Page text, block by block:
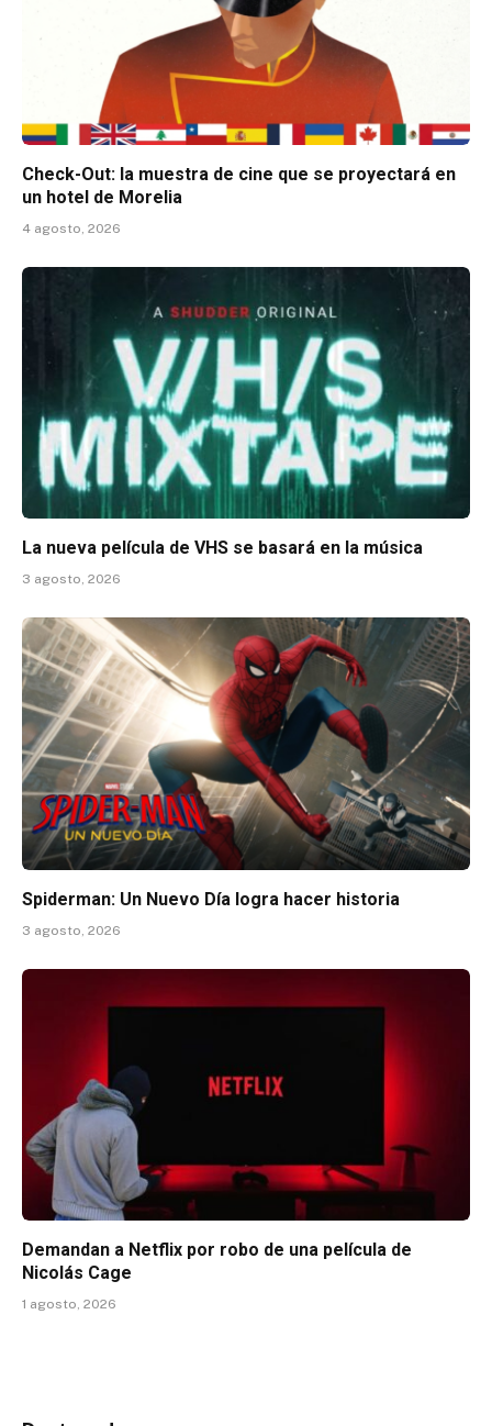
Check-Out: la muestra de cine que se proyectará en
un hotel de Morelia
4 agosto, 2026
La nueva película de VHS se basará en la música
3 agosto, 2026
Spiderman: Un Nuevo Día logra hacer historia
3 agosto, 2026
Demandan a Netflix por robo de una película de
Nicolás Cage
1 agosto, 2026